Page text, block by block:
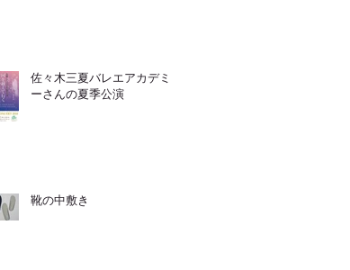
佐々木三夏バレエアカデミ
ーさんの夏季公演
靴の中敷き